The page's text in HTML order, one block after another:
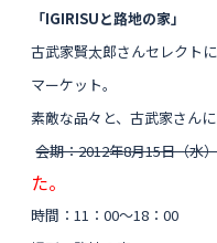
「IGIRISUと路地の家」
古武家賢太郎さんセレクト
マーケット。
素敵な品々と、古武家さんに
会期：2012年8月15日（水
た。
時間：11：00〜18：00